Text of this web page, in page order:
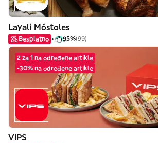
Layali Móstoles
Besplatno 95%(99)
2 za 1 na određene artikle
-30% na određene artikle
VIPS